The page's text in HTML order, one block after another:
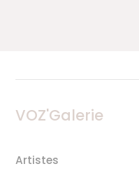
VOZ'Galerie
Artistes